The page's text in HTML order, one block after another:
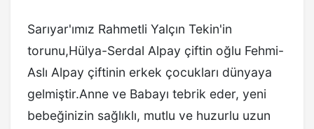
Sarıyar'ımız Rahmetli Yalçın Tekin'in
torunu,Hülya-Serdal Alpay çiftin oğlu Fehmi-
Aslı Alpay çiftinin erkek çocukları dünyaya
gelmiştir.Anne ve Babayı tebrik eder, yeni
bebeğinizin sağlıklı, mutlu ve huzurlu uzun